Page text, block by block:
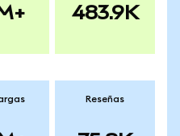
483.9K
Reseñas